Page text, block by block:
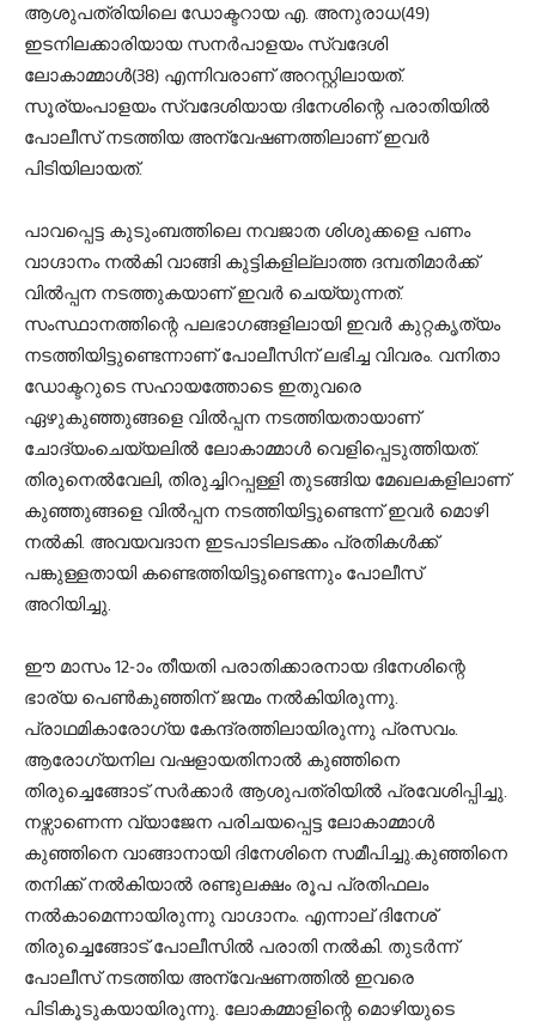
ആശുപത്രിയിലെ ഡോക്ടറായ എ. അനുരാധ(49)
ഇടനിലക്കാരിയായ സനർപാളയം സ്വദേശി
ലോകാമ്മാൾ(38) എന്നിവരാണ് അറസ്റ്റിലായത്.
സൂര്യംപാളയം സ്വദേശിയായ ദിനേശിന്റെ പരാതിയിൽ
പോലീസ് നടത്തിയ അന്വേഷണത്തിലാണ് ഇവർ
പിടിയിലായത്.
പാവപ്പെട്ട കുടുംബത്തിലെ നവജാത ശിശുക്കളെ പണം
വാഗ്ദാനം നൽകി വാങ്ങി കുട്ടികളില്ലാത്ത ദമ്പതിമാർക്ക്
വിൽപ്പന നടത്തുകയാണ് ഇവർ ചെയ്യുന്നത്.
സംസ്ഥാനത്തിന്റെ പലഭാഗങ്ങളിലായി ഇവർ കുറ്റകൃത്യം
നടത്തിയിട്ടുണ്ടെന്നാണ് പോലീസിന് ലഭിച്ച വിവരം. വനിതാ
ഡോക്ടറുടെ സഹായത്തോടെ ഇതുവരെ
ഏഴുകുഞ്ഞുങ്ങളെ വിൽപ്പന നടത്തിയതായാണ്
ചോദ്യംചെയ്യലിൽ ലോകാമ്മാൾ വെളിപ്പെടുത്തിയത്.
തിരുനെൽവേലി, തിരുച്ചിറപ്പള്ളി തുടങ്ങിയ മേഖലകളിലാണ്
കുഞ്ഞുങ്ങളെ വിൽപ്പന നടത്തിയിട്ടുണ്ടെന്ന് ഇവർ മൊഴി
നൽകി. അവയവദാന ഇടപാടിലടക്കം പ്രതികൾക്ക്
പങ്കുള്ളതായി കണ്ടെത്തിയിട്ടുണ്ടെന്നും പോലീസ്
അറിയിച്ചു.
ഈ മാസം 12-ാം തീയതി പരാതിക്കാരനായ ദിനേശിന്റെ
ഭാര്യ പെൺകുഞ്ഞിന് ജന്മം നൽകിയിരുന്നു.
പ്രാഥമികാരോഗ്യ കേന്ദ്രത്തിലായിരുന്നു പ്രസവം.
ആരോഗ്യനില വഷളായതിനാൽ കുഞ്ഞിനെ
തിരുച്ചെങ്ങോട് സർക്കാർ ആശുപത്രിയിൽ പ്രവേശിപ്പിച്ചു.
നഴ്സാണെന്ന വ്യാജേന പരിചയപ്പെട്ട ലോകാമ്മാൾ
കുഞ്ഞിനെ വാങ്ങാനായി ദിനേശിനെ സമീപിച്ചു.കുഞ്ഞിനെ
തനിക്ക് നൽകിയാൽ രണ്ടുലക്ഷം രൂപ പ്രതിഫലം
നൽകാമെന്നായിരുന്നു വാഗ്ദാനം. എന്നാല് ദിനേശ്
തിരുച്ചെങ്ങോട് പോലീസിൽ പരാതി നൽകി. തുടർന്ന്
പോലീസ് നടത്തിയ അന്വേഷണത്തിൽ ഇവരെ
പിടികൂടുകയായിരുന്നു. ലോകമ്മാളിന്റെ മൊഴിയുടെ